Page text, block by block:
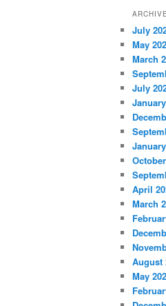
July
May
March
July
April
March
August
May